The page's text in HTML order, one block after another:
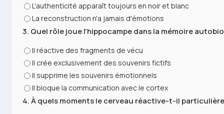
L'authenticité apparaît toujours en noir et blanc
La reconstruction n'a jamais d'émotions
3. Quel rôle joue l'hippocampe dans la mémoire
Il réactive des fragments de vécu
Il crée exclusivement des souvenirs fictifs
Il supprime les souvenirs émotionnels
Il bloque la communication avec le cortex
4. À quels moments le cerveau réactive-t-il